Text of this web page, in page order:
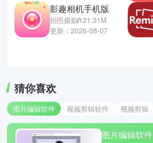
影趣相机手机版
拍照摄影121.31M
更新：2026-08-07
猜你喜欢
图片编辑软件 视频剪辑软件 视频剪辑
图片编辑软件